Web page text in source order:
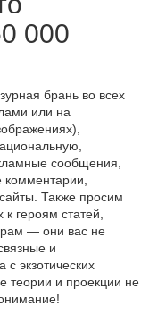
000
брань во всех
или на
сообщения,
комментарии,
Также просим
героям статей,
— они вас не
и
экзотических
теории и проекции не